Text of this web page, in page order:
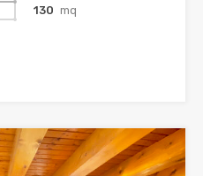
130 mq